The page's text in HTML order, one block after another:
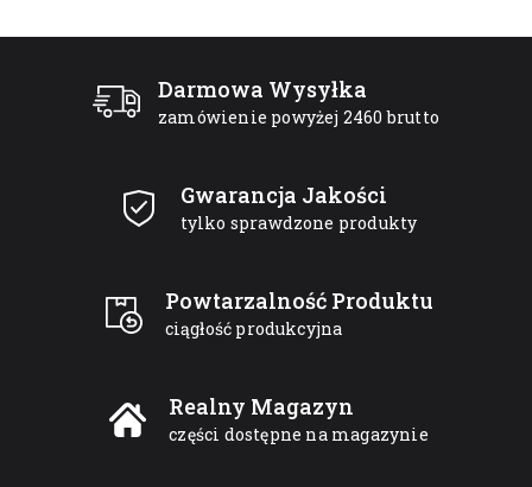
Darmowa Wysyłka
zamówienie powyżej 2460 brutto
Gwarancja Jakości
tylko sprawdzone produkty
Powtarzalność Produktu
ciągłość produkcyjna
Realny Magazyn
części dostępne na magazynie